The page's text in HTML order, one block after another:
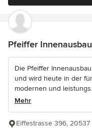
Pfeiffer
Die Pfeiffer
und wird heute in der
modernen und
Mehr
Eiffestrasse 396, 20537